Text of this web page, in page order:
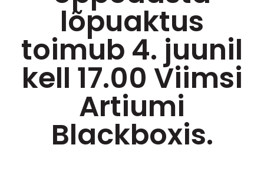
lõpuaktus
toimub 4. juunil
kell 17.00 Viimsi
Artiumi
Blackboxis.